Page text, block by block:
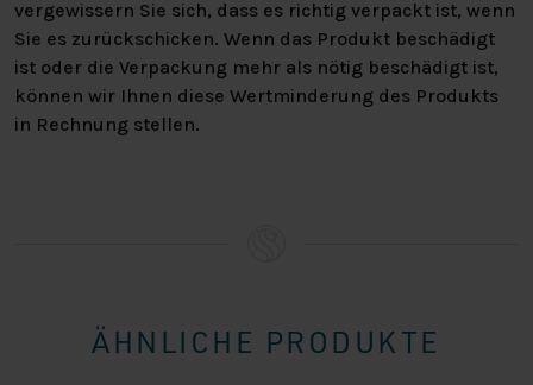
unser Sortiment mit eigenen Augen sehen, brauchst du
eine persönliche Beratung oder hast du andere
Fragen? Dann bist du jederzeit herzlich eingeladen, in
einem unserer Läden vorbeizuschauen!
kontaktieren.
vergewissern Sie sich, dass es richtig verpackt ist, wenn
Sie es zurückschicken. Wenn das Produkt beschädigt
ist oder die Verpackung mehr als nötig beschädigt ist,
können wir Ihnen diese Wertminderung des Produkts
in Rechnung stellen.
ÄHNLICHE PRODUKTE